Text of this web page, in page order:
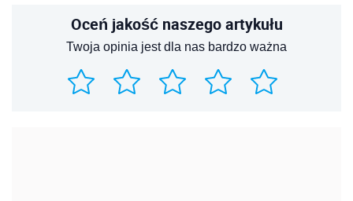
Oceń jakość naszego artykułu
Twoja opinia jest dla nas bardzo ważna